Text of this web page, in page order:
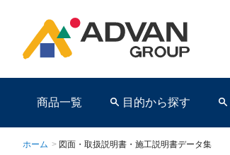
商品一覧 目的から探す
ホーム > 図面・取扱説明書・施工説明書データ集